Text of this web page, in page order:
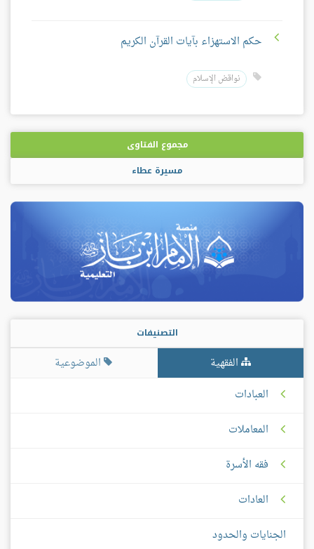
حكم الاستهزاء بآيات القرآن الكريم
نواقض الإسلام
مجموع الفتاوى
مسيرة عطاء
التصنيفات
الفقهية
الموضوعية
العبادات
المعاملات
فقه الأسرة
العادات
الجنايات والحدود